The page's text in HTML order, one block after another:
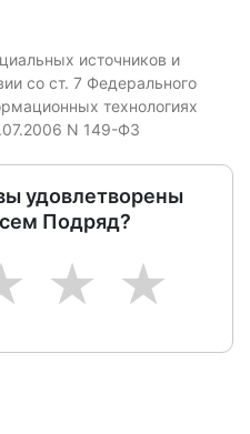
источников и
со ст. 7 Федерального
технологиях
N 149-ФЗ
удовлетворены
Подряд?
5
4